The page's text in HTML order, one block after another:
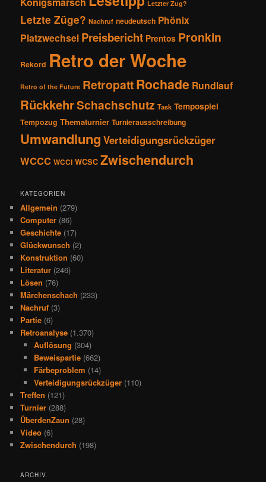
Letzter Zug?
Letzte Züge? Nachruf neudeutsch Phönix
Platzwechsel Preisbericht Prentos Pronkin
Rekord Retro der Woche
Retro of the Future RetropattRochade Rundlauf
RückkehrSchachschutz Task Tempospiel
Tempozug Thematurnier Turnierausschreibung
Umwandlung Verteidigungsrückzüger
WCCC WCCI WCSC Zwischendurch
KATEGORIEN
Allgemein (279)
Computer (86)
Geschichte (17)
Glückwunsch (2)
Konstruktion (60)
Literatur (246)
Lösen (76)
Märchenschach (233)
Nachruf (3)
Partie (6)
Retroanalyse (1.370)
Auflösung (304)
Beweispartie(662)
Färbeproblem (14)
Verteidigungsrückzüger(110)
Treffen (121)
Turnier (288)
ÜberdenZaun (28)
Video (6)
Zwischendurch (198)
ARCHIV